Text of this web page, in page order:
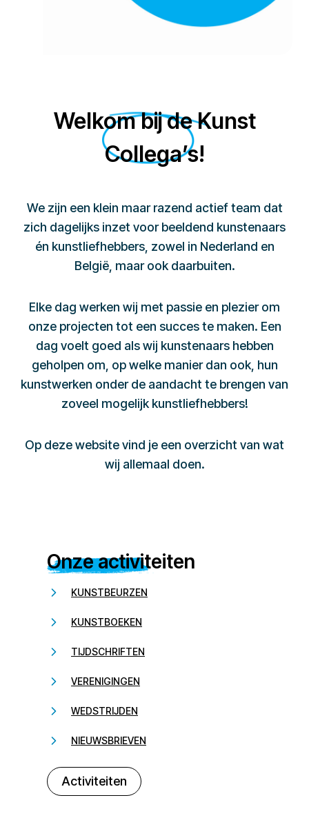
Welkom bij de Kunst
Collega’s!
We zijn een klein maar razend actief team dat
zich dagelijks inzet voor beeldend kunstenaars
én kunstliefhebbers, zowel in Nederland en
België, maar ook daarbuiten.
Elke dag werken wij met passie en plezier om
onze projecten tot een succes te maken. Een
dag voelt goed als wij kunstenaars hebben
geholpen om, op welke manier dan ook, hun
kunstwerken onder de aandacht te brengen van
zoveel mogelijk kunstliefhebbers!
Op deze website vind je een overzicht van wat
wij allemaal doen.
Onze activiteiten
KUNSTBEURZEN
KUNSTBOEKEN
TIJDSCHRIFTEN
VERENIGINGEN
WEDSTRIJDEN
NIEUWSBRIEVEN
Activiteiten
232323